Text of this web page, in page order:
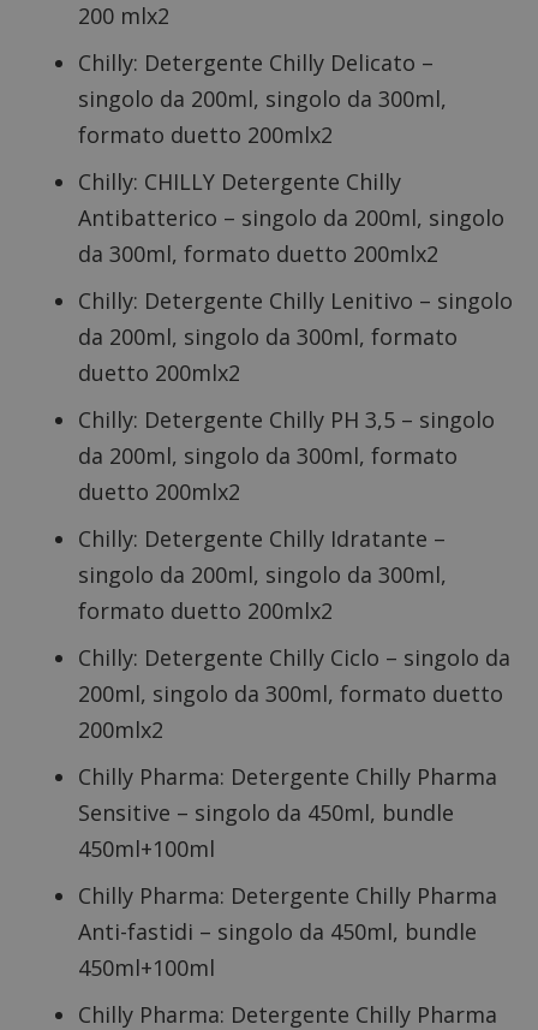
200 mlx2
Chilly: Detergente Chilly Delicato –
singolo da 200ml, singolo da 300ml,
formato duetto 200mlx2
Chilly: CHILLY Detergente Chilly
Antibatterico – singolo da 200ml, singolo
da 300ml, formato duetto 200mlx2
Chilly: Detergente Chilly Lenitivo – singolo
da 200ml, singolo da 300ml, formato
duetto 200mlx2
Chilly: Detergente Chilly PH 3,5 – singolo
da 200ml, singolo da 300ml, formato
duetto 200mlx2
Chilly: Detergente Chilly Idratante –
singolo da 200ml, singolo da 300ml,
formato duetto 200mlx2
Chilly: Detergente Chilly Ciclo – singolo da
200ml, singolo da 300ml, formato duetto
200mlx2
Chilly Pharma: Detergente Chilly Pharma
Sensitive – singolo da 450ml, bundle
450ml+100ml
Chilly Pharma: Detergente Chilly Pharma
Anti-fastidi – singolo da 450ml, bundle
450ml+100ml
Chilly Pharma: Detergente Chilly Pharma